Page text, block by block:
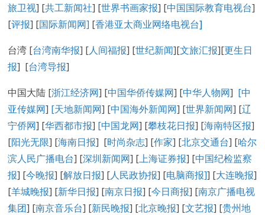
旅卫视] [共工新闻社] [世界书画家报] [中国国际教育电视台]
[评报] [国际新闻网] [香港亚太商业网络电视台]
台湾 [台湾南华报] [人间福报] [世纪新闻][文旅汇报][更生日
报] [台湾导报]
中国大陆 [浙江经济网] [中国华侨传媒网] [中华人物网] [中
亚传媒网] [天地新闻网] [中国海外新闻网] [世界新闻网] [辽
宁侨网] [华西都市报] [中国龙网] [攀枝花日报] [海南特区报]
[阳光无限] [海南日报] [时尚杂志] [作家] [北京交通台] [哈尔
滨人民广播电台] [深圳新闻网] [上海证券报] [中国纪检监察
报] [今晚报] [解放日报] [人民政协报] [电脑商报]] [大连晚报]
[羊城晚报] [新华日报] [南京日报] [今日商报] [南京广播电视
集团] [南京音乐台] [新民晚报] [北京晚报] [文艺报] [贵州地